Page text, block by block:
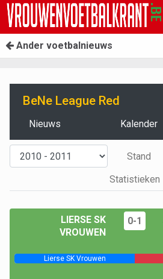
Ander voetbalnieuws
BeNe League Red
Nieuws Kalender
Stand
Statistieken
LIERSE SK
VROUWEN
0-1
Lierse SK Vrouwen